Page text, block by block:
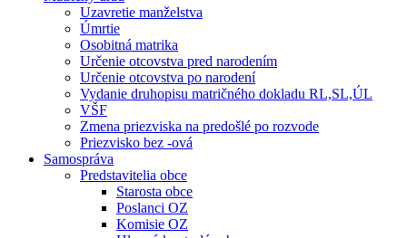
Uzavretie manželstva
Úmrtie
Osobitná matrika
Určenie otcovstva pred narodením
Určenie otcovstva po narodení
Vydanie druhopisu matričného dokladu RL,SL,ÚL
VŠF
Zmena priezviska na predošlé po rozvode
Priezvisko bez -ová
Samospráva
Predstavitelia obce
Starosta obce
Poslanci OZ
Komisie OZ